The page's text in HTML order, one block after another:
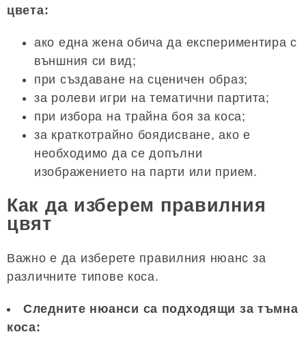
цвета:
ако една жена обича да експериментира с
външния си вид;
при създаване на сценичен образ;
за ролеви игри на тематични партита;
при избора на трайна боя за коса;
за краткотрайно боядисване, ако е
необходимо да се допълни
изображението на парти или прием.
Как да изберем правилния
цвят
Важно е да изберете правилния нюанс за
различните типове коса.
Следните нюанси са подходящи за тъмна
коса: